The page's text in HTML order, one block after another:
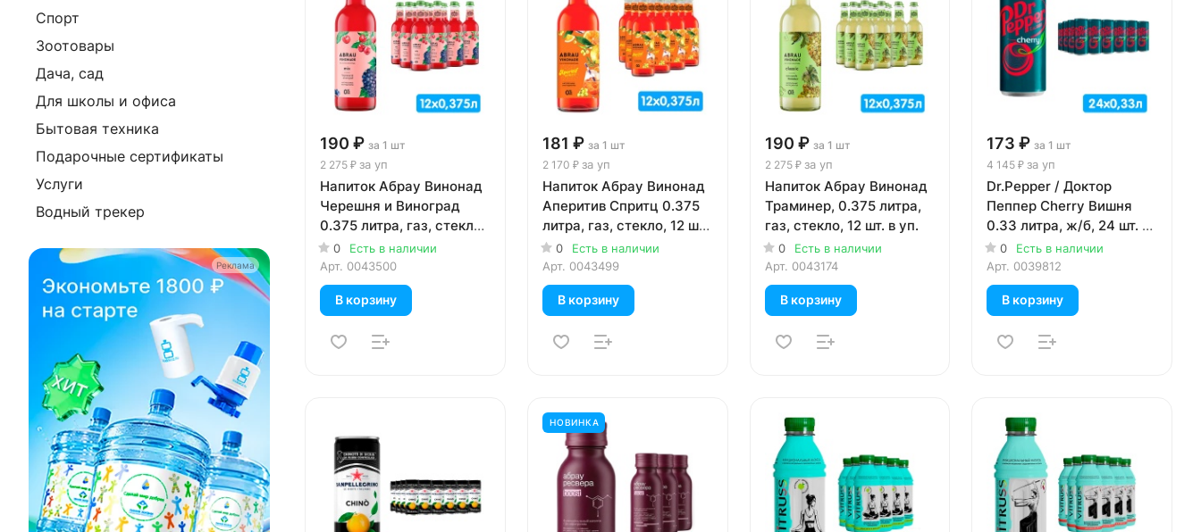
190 ₽ за 1 шт
2 275 ₽ за уп
Напиток Абрау Винонад
Черешня и Виноград
0.375 литра, газ, стекло,
12 шт. в уп.
0
Есть в наличии
Арт. 0043500
В корзину
181 ₽ за 1 шт
2 170 ₽ за уп
Напиток Абрау Винонад
Аперитив Спритц 0.375
литра, газ, стекло, 12 шт.
в уп.
0
Есть в наличии
Арт. 0043499
В корзину
190 ₽ за 1 шт
2 275 ₽ за уп
Напиток Абрау Винонад
Траминер, 0.375 литра,
газ, стекло, 12 шт. в уп.
0
Есть в наличии
Арт. 0043174
В корзину
173 ₽ за 1 шт
4 145 ₽за уп
Dr.Pepper / Доктор
Пеппер Cherry Вишня
0.33 литра, ж/б, 24 шт. в
уп.
0
Есть в наличии
Арт. 0039812
В корзину
НОВИНКА
Спорт
Зоотовары
Дача, сад
Для школы и офиса
Бытовая техника
Подарочные сертификаты
Услуги
Водный трекер
Реклама